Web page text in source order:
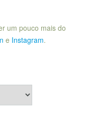
um pouco mais do
e Instagram.